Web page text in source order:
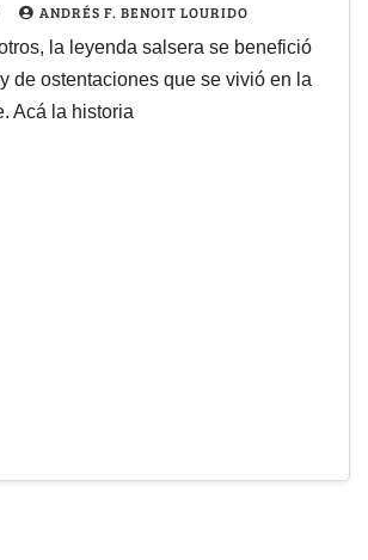
ANDRÉS F. BENOIT LOURIDO
la leyenda salsera se benefició
de ostentaciones que se vivió en la
Acá la historia